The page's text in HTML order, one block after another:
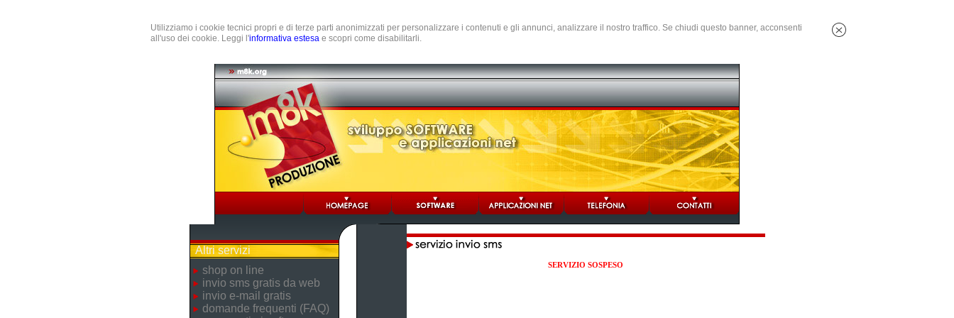
Utilizziamo i cookie tecnici propri e di terze parti anonimizzati per personalizzare i contenuti e gli annunci, analizzare il nostro traffico. Se chiudi questo banner, acconsenti
all'uso dei cookie. Leggi l'informativa estesa e scopri come disabilitarli.
Altri servizi
shop on line
invio sms gratis da web
invio e-mail gratis
domande frequenti (FAQ)
SERVIZIO SOSPESO